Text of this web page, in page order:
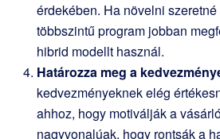
érdekében. Ha növelni szeretné
többszintű program jobban
hibrid modellt használ.
Határozza meg a
kedvezményeknek elég
ahhoz, hogy motiválják a
nagyvonalúak, hogy rontsák a